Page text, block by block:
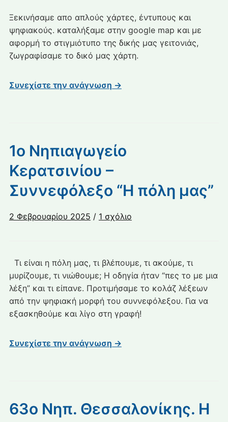
–
Ο
χάρτης
της
Ξεκινήσαμε απο απλούς χάρτες, έντυπους και
ψηφιακούς. καταλήξαμε στην google map και με
αφορμή το στιγμιότυπο της δικής μας γειτονιάς,
ζωγραφίσαμε το δικό μας χάρτη.
Συνεχίστε την ανάγνωση →
1ο Νηπιαγωγείο
Κερατσινίου –
Συννεφόλεξο “Η πόλη μας”
2 Φεβρουαρίου 2025 / 1 σχόλιοστο
–
Συννεφόλεξο
“Η
πόλη
μας”
Τι είναι η πόλη μας, τι βλέπουμε, τι ακούμε, τι
μυρίζουμε, τι νιώθουμε; Η οδηγία ήταν “πες το με μια
λέξη” και τι είπανε. Προτιμήσαμε το κολάζ λέξεων
από την ψηφιακή μορφή του συννεφόλεξου. Για να
εξασκηθούμε και λίγο στη γραφή!
Συνεχίστε την ανάγνωση →
63ο Νηπ. Θεσσαλονίκης. Η